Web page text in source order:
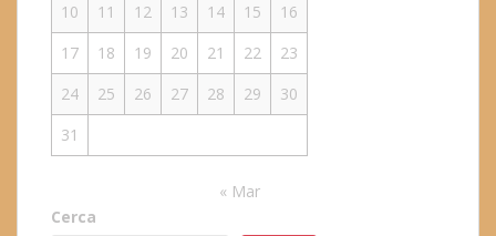
10
11 12 13 14 15
16
17
18 19 20 21 22
23
24
25 26 27 28 29
30
31
« Mar
Cerca